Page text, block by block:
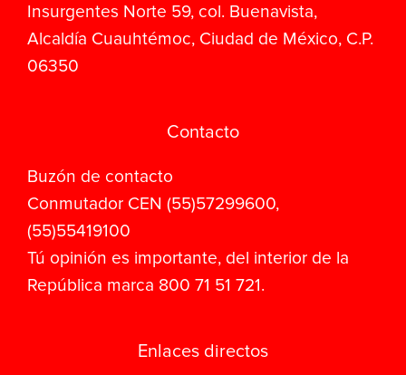
Insurgentes Norte 59, col. Buenavista,
Alcaldía Cuauhtémoc, Ciudad de México, C.P.
06350
Contacto
Buzón de contacto
Conmutador CEN (55)57299600,
(55)55419100
Tú opinión es importante, del interior de la
República marca 800 71 51 721.
Enlaces directos